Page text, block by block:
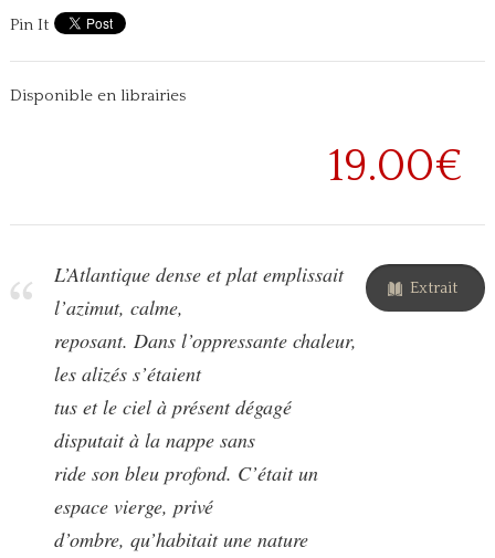
Pin It
Disponible en librairies
19.00€
L’Atlantique dense et plat emplissait
l’azimut, calme,
reposant. Dans l’oppressante chaleur,
les alizés s’étaient
tus et le ciel à présent dégagé
disputait à la nappe sans
ride son bleu profond. C’était un
espace vierge, privé
d’ombre, qu’habitait une nature
Extrait